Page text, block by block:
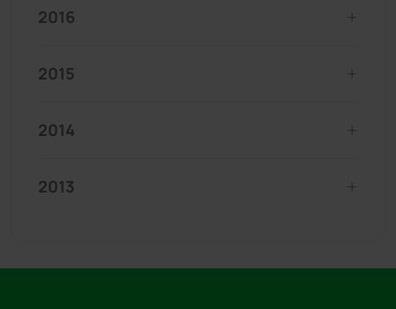
2016
2015
2014
2013